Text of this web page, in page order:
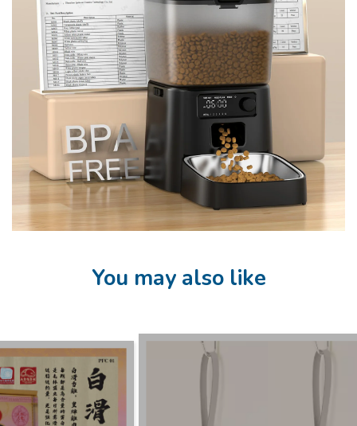
You may also like